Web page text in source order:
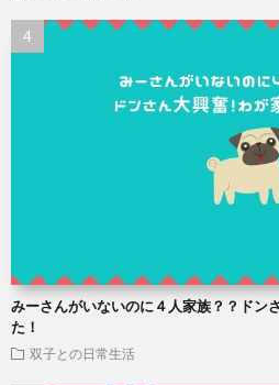
みーさんがいないのに４人家族？？ドン
た！
双子との日常生活